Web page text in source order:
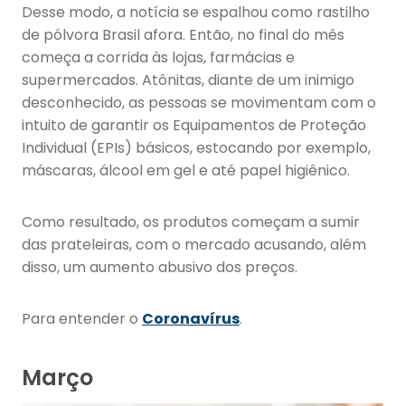
Desse modo, a notícia se espalhou como rastilho
de pólvora Brasil afora. Então, no final do mês
começa a corrida às lojas, farmácias e
supermercados. Atônitas, diante de um inimigo
desconhecido, as pessoas se movimentam com o
intuito de garantir os Equipamentos de Proteção
Individual (EPIs) básicos, estocando por exemplo,
máscaras, álcool em gel e até papel higiênico.
Como resultado, os produtos começam a sumir
das prateleiras, com o mercado acusando, além
disso, um aumento abusivo dos preços.
Para entender o Coronavírus.
Março